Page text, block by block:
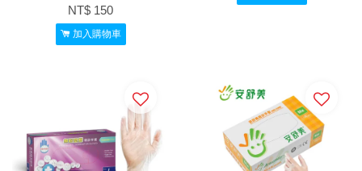
NT$ 150
加入購物車